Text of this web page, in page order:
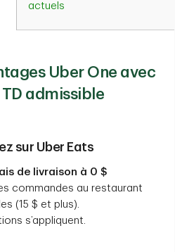
actuels
Uber One avec
admissible
sur Uber Eats
de livraison à 0 $
commandes au restaurant
(15 $ et plus).
s’appliquent.